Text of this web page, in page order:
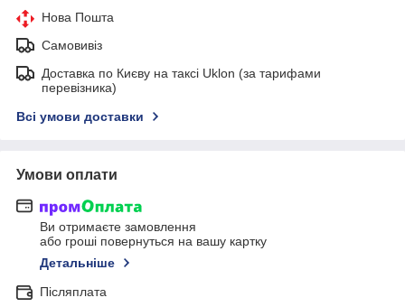
Нова Пошта
Самовивіз
Доставка по Києву на таксі Uklon (за тарифами
перевізника)
Всі умови доставки
Умови оплати
Ви отримаєте замовлення
або гроші повернуться на вашу картку
Детальніше
Післяплата